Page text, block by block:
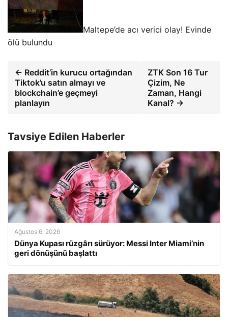
Maltepe’de acı verici olay! Evinde
ölü bulundu
← Reddit’in kurucu ortağından
Tiktok’u satın almayı ve
blockchain’e geçmeyi
planlayın
ZTK Son 16 Tur
Çizim, Ne
Zaman, Hangi
Kanal? →
Tavsiye Edilen Haberler
Ağustos 6, 2026
Dünya Kupası rüzgârı sürüyor: Messi Inter Miami’nin
geri dönüşünü başlattı